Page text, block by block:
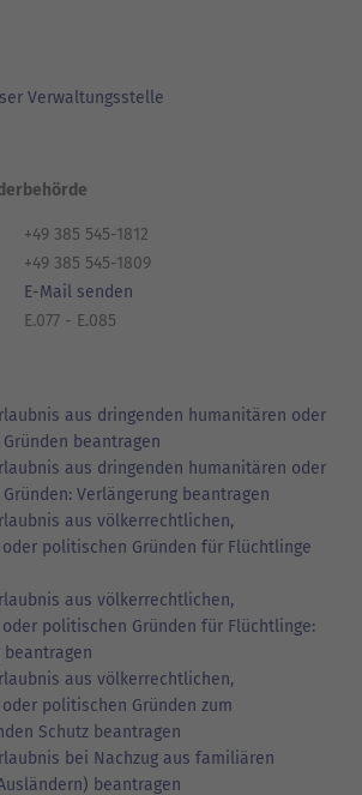
Verwaltungsstelle
+49 385 545-1812
+49 385 545-1809
E-Mail senden
E.077 - E.085
aus dringenden humanitären oder
beantragen
aus dringenden humanitären oder
Verlängerung beantragen
aus völkerrechtlichen,
politischen Gründen für Flüchtlinge
aus völkerrechtlichen,
politischen Gründen für Flüchtlinge:
beantragen
aus völkerrechtlichen,
politischen Gründen zum
Schutz beantragen
bei Nachzug aus familiären
beantragen